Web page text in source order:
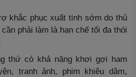
khắc phục xuất tinh sớm do thủ
phải làm là hạn chế tối đa thói
thứ có khả năng khơi gợi ham
tranh ảnh, phim khiêu dâm,